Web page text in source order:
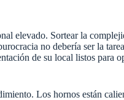
elevado. Sortear la
no debería ser la
de su local listos para
Los hornos están